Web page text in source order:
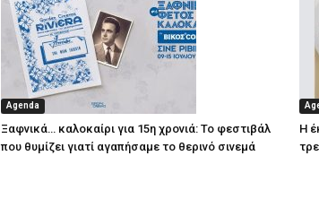
Agenda
Ξαφνικά… καλοκαίρι για 15η χρονιά: Το φεστιβάλ
που θυμίζει γιατί αγαπήσαμε το θερινό σινεμά
Η